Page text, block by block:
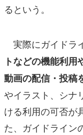
るという。
実際にガイドラ
トなどの機能利
動画の配信・投稿
やイラスト、シナ
ける利用の可否が
た、ガイドライン